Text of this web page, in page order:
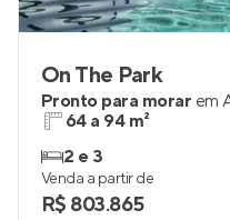
On The Park
Pronto para morar em
64 a 94 m²
2 e 3
Venda a partir de
R$ 803.865